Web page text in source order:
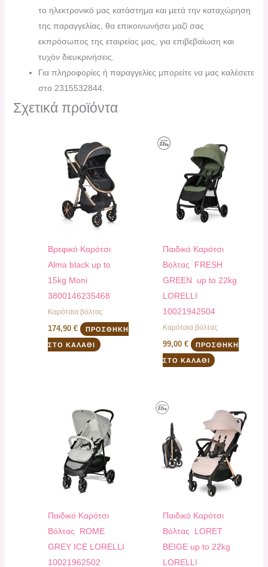
το ηλεκτρονικό μας κατάστημα και μετά την καταχώρηση
της παραγγελίας, θα επικοινωνήσει μαζί σας
εκπρόσωπος της εταιρείας μας, για επιβεβαίωση και
τυχόν διευκρινήσεις.
Για πληροφορίες ή παραγγελίες μπορείτε να μας καλέσετε
στο 2315532844.
Σχετικά προϊόντα
Bρεφικό Καρότσι
Alma black up to
15kg Μoni
3800146235468
Καρότσια βόλτας
174,90€ ΠΡΟΣΘΉΚΗ
ΣΤΟ ΚΑΛΆΘΙ
Παιδικό Καρότσι
Bόλτας FRESH
GREEN up to 22kg
LORELLI
10021942504
Καρότσια βόλτας
99,00 € ΠΡΟΣΘΉΚΗ
ΣΤΟ ΚΑΛΆΘΙ
Παιδικό Καρότσι
Bόλτας ROME
GREY ICE LORELLI
10021962502
Παιδικό Καρότσι
Bόλτας LORET
BEIGE up to 22kg
LORELLI